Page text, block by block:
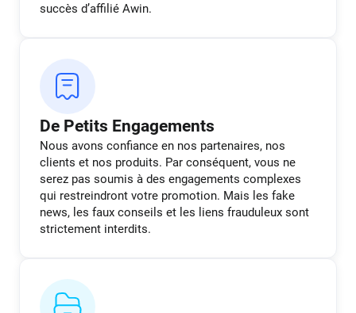
succès d’affilié Awin.
De Petits Engagements
Nous avons confiance en nos partenaires, nos
clients et nos produits. Par conséquent, vous ne
serez pas soumis à des engagements complexes
qui restreindront votre promotion. Mais les fake
news, les faux conseils et les liens frauduleux sont
strictement interdits.